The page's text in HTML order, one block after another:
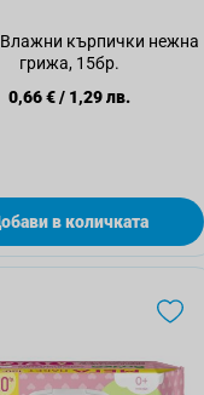
кърпички нежна
грижа, 15бр.
0,66 €/ 1,29 лв.
в количката